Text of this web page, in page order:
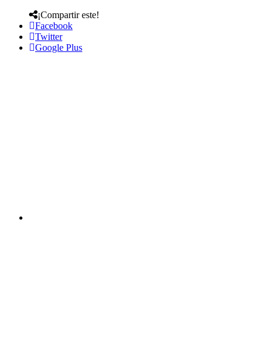
¡Compartir este!
Facebook
Twitter
Google Plus